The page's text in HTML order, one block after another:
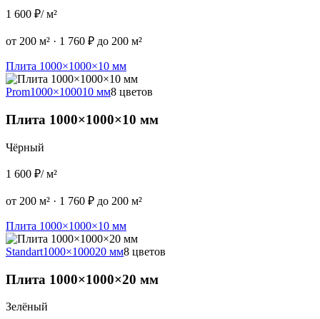
1 600 ₽/ м²
от 200 м² · 1 760 ₽ до 200 м²
Плита 1000×1000×10 мм
Prom1000×100010 мм8 цветов
Плита 1000×1000×10 мм
Чёрный
1 600 ₽/ м²
от 200 м² · 1 760 ₽ до 200 м²
Плита 1000×1000×10 мм
Standart1000×100020 мм8 цветов
Плита 1000×1000×20 мм
Зелёный